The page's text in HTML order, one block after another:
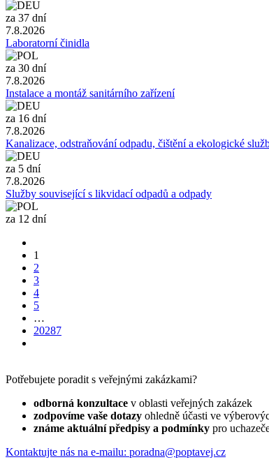
za 37 dní
7.8.2026
Laboratorní činidla
za 30 dní
7.8.2026
Instalace a montáž sanitárního zařízení
za 16 dní
7.8.2026
Kanalizace, odstraňování odpadu, čištění a ekologické
za 5 dní
7.8.2026
Služby související s likvidací odpadů a odpady
za 12 dní
1
2
3
4
5
…
20287
Potřebujete poradit s veřejnými zakázkami?
odborná konzultace v oblasti veřejných zakázek
zodpovíme vaše dotazy ohledně účasti ve
známe aktuální předpisy a podmínky pro
Kontaktujte nás na e-mailu: poradna@poptavej.cz